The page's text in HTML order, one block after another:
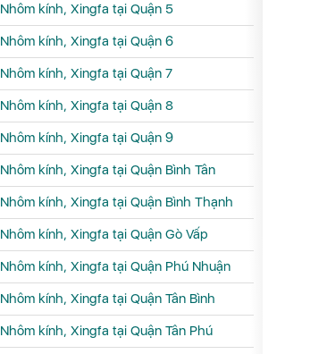
Nhôm kính, Xingfa tại Quận 5
Nhôm kính, Xingfa tại Quận 6
Nhôm kính, Xingfa tại Quận 7
Nhôm kính, Xingfa tại Quận 8
Nhôm kính, Xingfa tại Quận 9
Nhôm kính, Xingfa tại Quận Bình Tân
Nhôm kính, Xingfa tại Quận Bình Thạnh
Nhôm kính, Xingfa tại Quận Gò Vấp
Nhôm kính, Xingfa tại Quận Phú Nhuận
Nhôm kính, Xingfa tại Quận Tân Bình
Nhôm kính, Xingfa tại Quận Tân Phú